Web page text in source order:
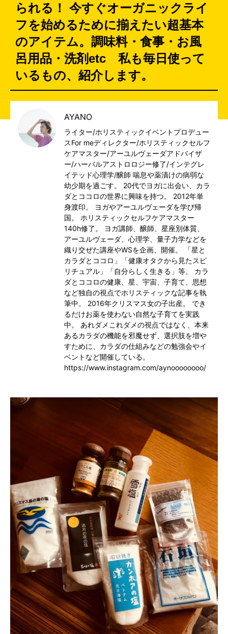
られる！ 今すぐオーガニックライ
フを始めるために揃えたい超基本
のアイテム。調味料・食事・お風
呂用品・洗剤etc 私も毎日使って
いるもの、紹介します。
AYANO
ライター/ホリスティックイベントプロデュー
スFor meディレクター/ホリスティックセルフ
ケアマスター/アーユルヴェーダアドバイザ
ー/ハーバルアストロロジー修了/インテグレ
イテッド心理学/醸師 喘息や薬漬けの病弱な
幼少期を過ごす。 20代でヨガに出会い、カラ
ダとココロの世界に興味を持つ。 2012年単
身渡印。 ヨガやアーユルヴェーダを学び帰
国。 ホリスティックセルフケアマスター
140h修了。 ヨガ講師、醸師、星座別体質、
アーユルヴェーダ、心理学、量子力学などを
織り交ぜた講座やWSを企画、開催。 「星と
カラダとココロ」「健康オタクから見たスピ
リチュアル」「自分らしく生きる」等、 カラ
ダとココロの健康、星、宇宙、子育て、思想
など独自の視点でホリスティックな記事を執
筆中。 2016年クリスマス女の子出産。 でき
るだけお薬を使わない自然な子育てを実践
中。 あれダメこれダメの視点ではなく、本来
あるカラダの機能を邪魔せず、選択肢を増や
すために、カラダの仕組みなどの勉強会やイ
ベントなど開催している。
https://www.instagram.com/aynoooooooo/